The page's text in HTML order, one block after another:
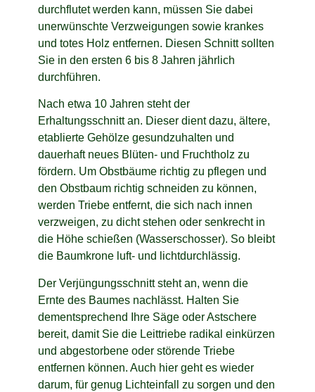
durchflutet werden kann, müssen Sie dabei
unerwünschte Verzweigungen sowie krankes
und totes Holz entfernen. Diesen Schnitt sollten
Sie in den ersten 6 bis 8 Jahren jährlich
durchführen.
Nach etwa 10 Jahren steht der
Erhaltungsschnitt an. Dieser dient dazu, ältere,
etablierte Gehölze gesundzuhalten und
dauerhaft neues Blüten- und Fruchtholz zu
fördern. Um Obstbäume richtig zu pflegen und
den Obstbaum richtig schneiden zu können,
werden Triebe entfernt, die sich nach innen
verzweigen, zu dicht stehen oder senkrecht in
die Höhe schießen (Wasserschosser). So bleibt
die Baumkrone luft- und lichtdurchlässig.
Der Verjüngungsschnitt steht an, wenn die
Ernte des Baumes nachlässt. Halten Sie
dementsprechend Ihre Säge oder Astschere
bereit, damit Sie die Leittriebe radikal einkürzen
und abgestorbene oder störende Triebe
entfernen können. Auch hier geht es wieder
darum, für genug Lichteinfall zu sorgen und den